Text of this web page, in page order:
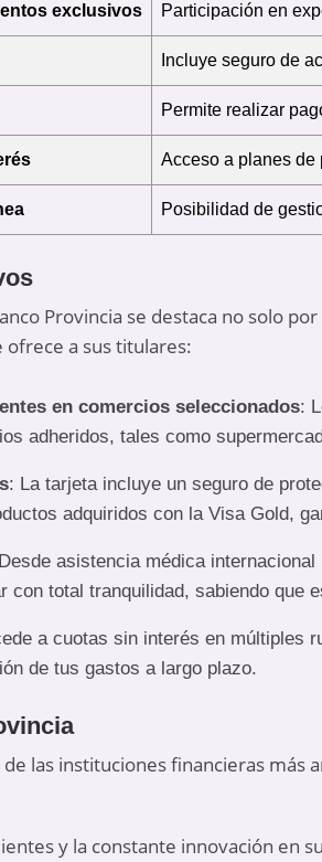
exclusivos Participación en
Incluye seguro de
Permite realizar
Acceso a planes de
Posibilidad de
Provincia se destaca no solo
ofrece a sus titulares:
en comercios seleccionados:
adheridos, tales como
: La tarjeta incluye un seguro de
adquiridos con la Visa Gold,
asistencia médica
con total tranquilidad, sabiendo que
a cuotas sin interés en múltiples
de tus gastos a largo plazo.
de las instituciones financieras
y la constante innovación en